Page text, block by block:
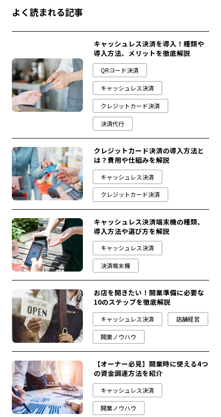
よく読まれる記事
キャッシュレス決済を導入！種類や
導入方法、メリットを徹底解説
QRコード決済
キャッシュレス決済
クレジットカード決済
決済代行
クレジットカード決済の導入方法と
は？費用や仕組みを解説
キャッシュレス決済
クレジットカード決済
キャッシュレス決済端末機の種類、
導入方法や選び方を解説
キャッシュレス決済
決済端末機
お店を開きたい！開業準備に必要な
10のステップを徹底解説
キャッシュレス決済 店舗経営
開業ノウハウ
【オーナー必見】開業時に使える4つ
の資金調達方法を紹介
キャッシュレス決済
開業ノウハウ